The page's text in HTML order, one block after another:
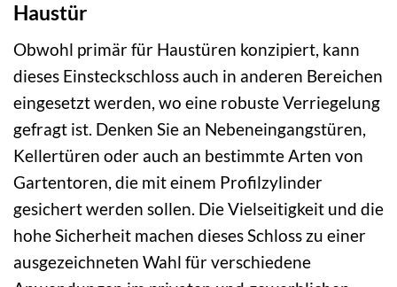
Haustür
Obwohl primär für Haustüren konzipiert, kann
dieses Einsteckschloss auch in anderen Bereichen
eingesetzt werden, wo eine robuste Verriegelung
gefragt ist. Denken Sie an Nebeneingangstüren,
Kellertüren oder auch an bestimmte Arten von
Gartentoren, die mit einem Profilzylinder
gesichert werden sollen. Die Vielseitigkeit und die
hohe Sicherheit machen dieses Schloss zu einer
ausgezeichneten Wahl für verschiedene